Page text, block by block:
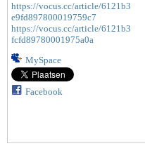
https://vocus.cc/article/6121b3
e9fd897800019759c7
https://vocus.cc/article/6121b3
fcfd89780001975a0a
MySpace
Facebook